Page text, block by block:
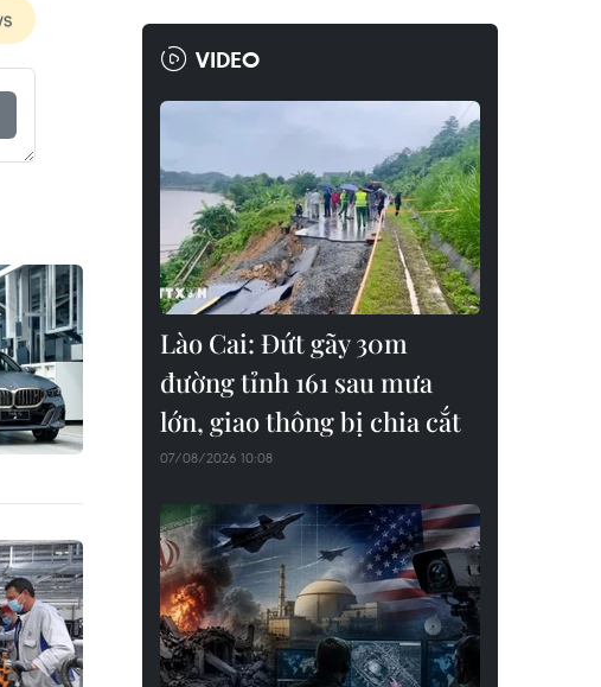
VIDEO
Lào Cai: Đứt gãy 30m
đường tỉnh 161 sau mưa
lớn, giao thông bị chia cắt
07/08/2026 10:08